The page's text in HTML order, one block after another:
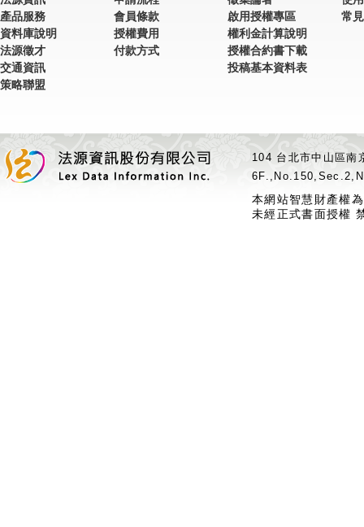
產品服務
資料庫說明
法源徵才
交通資訊
策略聯盟
會員條款
授權費用
付款方式
啟用授權專區
權利金計算說明
授權合約書下載
投稿基本資料表
常
104 台北市中山區
本網站智慧財產權
未經正式書面授權